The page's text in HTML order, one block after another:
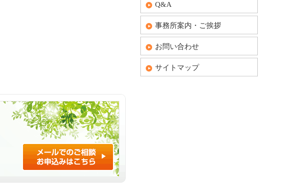
Q&A
事務所案内・ご挨拶
お問い合わせ
サイトマップ